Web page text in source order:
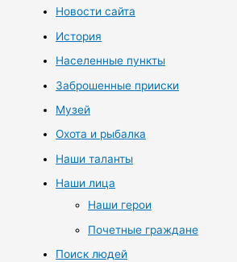
Новости сайта
История
Населенные пункты
Заброшенные прииски
Музей
Охота и рыбалка
Наши таланты
Наши лица
Наши герои
Почетные граждане
Поиск людей